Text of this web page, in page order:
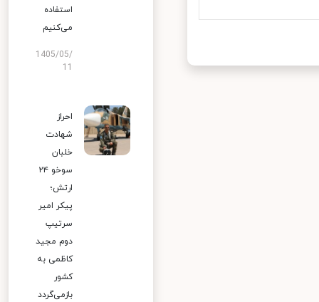
استفاده
می‌کنیم
1405/05/
احراز
شهادت
خلبان
سوخو ۲۴
ارتش؛
پیکر امیر
سرتیپ
دوم مجید
کاظمی به
کشور
بازمی‌گردد